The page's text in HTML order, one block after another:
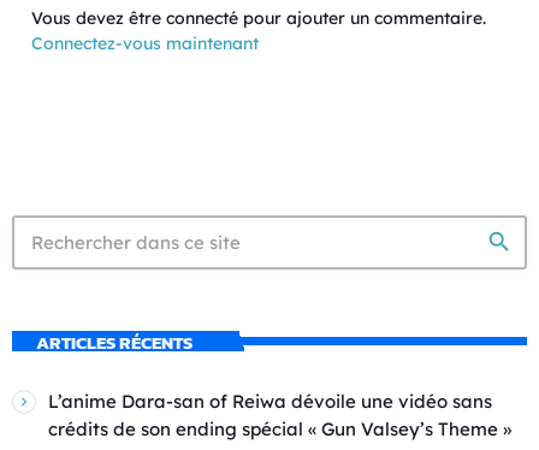
Vous devez être connecté pour ajouter un commentaire.
Connectez-vous maintenant
search
ARTICLES RÉCENTS
L’anime Dara-san of Reiwa dévoile une vidéo sans
crédits de son ending spécial « Gun Valsey’s Theme »